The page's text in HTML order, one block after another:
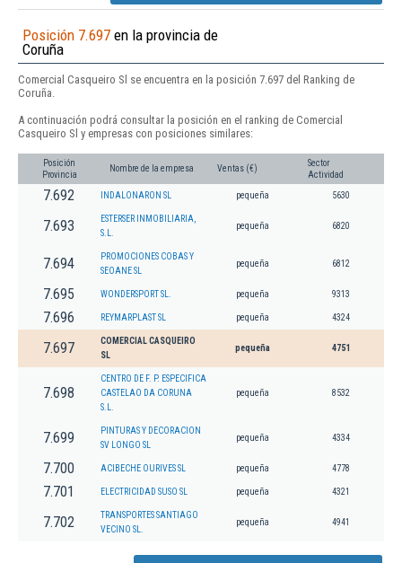
Posición 7.697 en la provincia de
Coruña
Comercial Casqueiro Sl se encuentra en la posición 7.697 del Ranking de
Coruña.
A continuación podrá consultar la posición en el ranking de Comercial
Casqueiro Sl y empresas con posiciones similares:
Posición
Provincia
Nombre de la empresa Ventas (€)
Sector
Actividad
7.692 INDALONARON SL pequeña 5630
7.693
ESTERSER INMOBILIARIA,
S.L.
pequeña 6820
7.694
PROMOCIONES COBAS Y
SEOANE SL
pequeña 6812
7.695 WONDERSPORT SL. pequeña 9313
7.696 REYMARPLAST SL pequeña 4324
7.697
COMERCIAL CASQUEIRO
SL
pequeña 4751
7.698
CENTRO DE F. P. ESPECIFICA
CASTELAO DA CORUNA
S.L.
pequeña 8532
7.699
PINTURAS Y DECORACION
SV LONGO SL
pequeña 4334
7.700 ACIBECHE OURIVES SL pequeña 4778
7.701 ELECTRICIDAD SUSO SL pequeña 4321
7.702
TRANSPORTES SANTIAGO
VECINO SL.
pequeña 4941